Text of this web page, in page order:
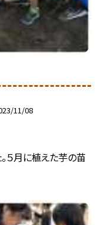
11/08
５月に植えた芋の苗